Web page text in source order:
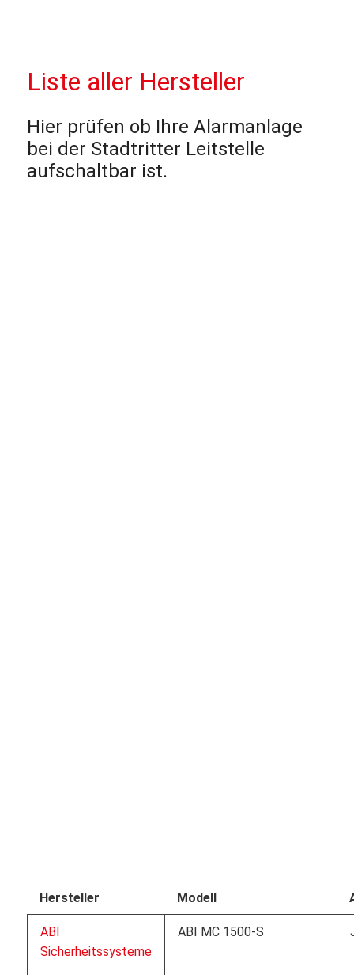
Liste aller Hersteller
Hier prüfen ob Ihre Alarmanlage
bei der Stadtritter Leitstelle
aufschaltbar ist.
Hersteller Modell
ABI
Sicherheitssysteme
ABI MC 1500-S